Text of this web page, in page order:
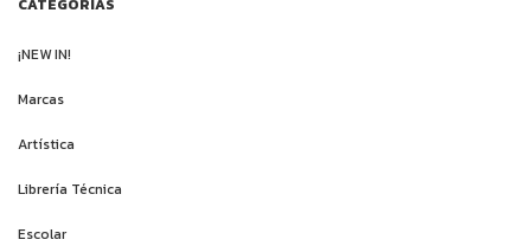
¡NEW IN!
Marcas
Artística
Librería Técnica
Escolar